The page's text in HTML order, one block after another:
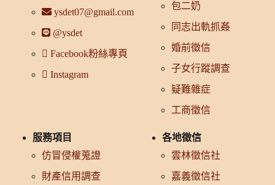
ysdet07@gmail.com
@ysdet
Facebook粉絲專頁
Instagram
包二奶
同志出軌抓姦
婚前徵信
子女行蹤調查
疑難雜症
工商徵信
服務項目
仿冒侵權蒐證
財產信用調查
各地徵信
雲林徵信社
嘉義徵信社